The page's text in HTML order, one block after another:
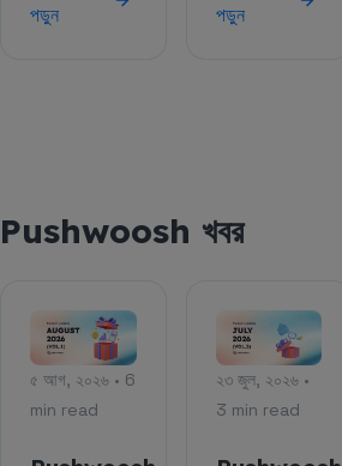
পড়ুন
পড়ুন
Pushwoosh খবর
৫ আগ, ২০২৬ • 6
min read
২৩ জুল, ২০২৬ •
3 min read